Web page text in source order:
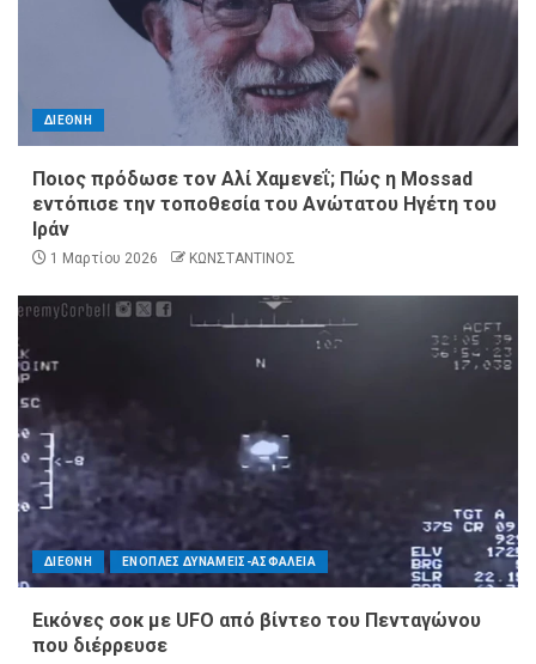
ΔΙΕΘΝΗ
Ποιος πρόδωσε τον Αλί Χαμενεΐ; Πώς η Mossad
εντόπισε την τοποθεσία του Ανώτατου Ηγέτη του
Ιράν
1 Μαρτίου 2026 ΚΩΝΣΤΑΝΤΙΝΟΣ
ΔΙΕΘΝΗ ΕΝΟΠΛΕΣ ΔΥΝΑΜΕΙΣ-ΑΣΦΑΛΕΙΑ
Εικόνες σοκ με UFO από βίντεο του Πενταγώνου
που διέρρευσε